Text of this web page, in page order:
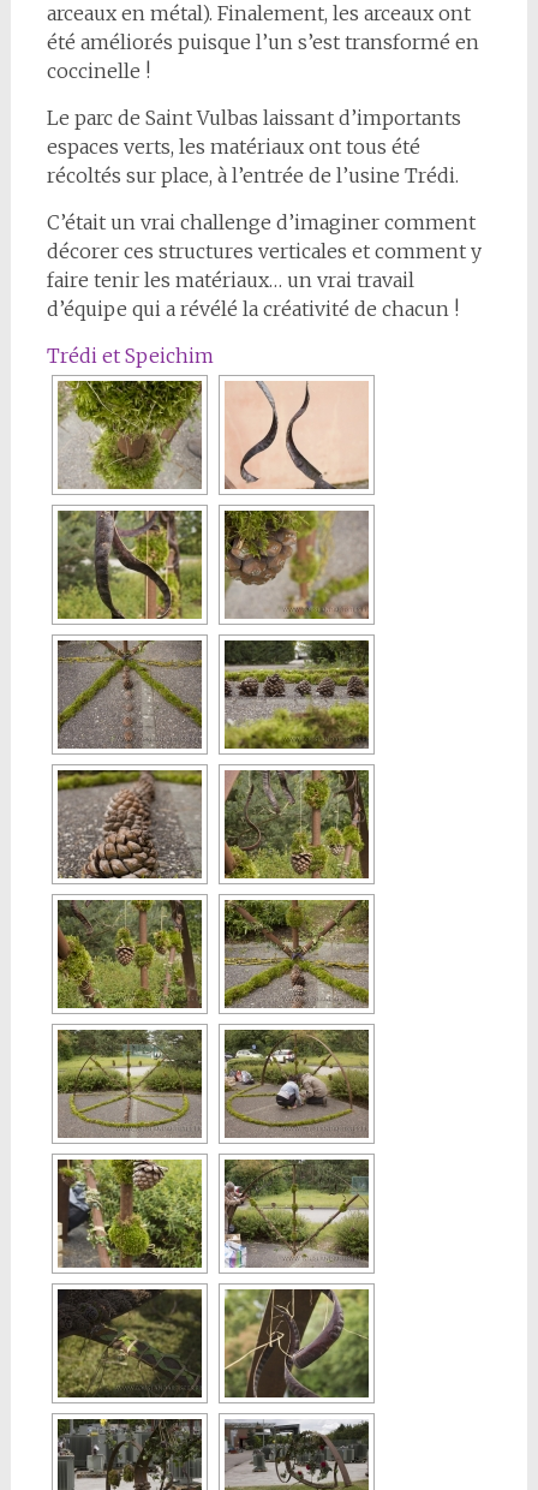
arceaux en métal). Finalement, les arceaux ont
été améliorés puisque l’un s’est transformé en
coccinelle !
Le parc de Saint Vulbas laissant d’importants
espaces verts, les matériaux ont tous été
récoltés sur place, à l’entrée de l’usine Trédi.
C’était un vrai challenge d’imaginer comment
décorer ces structures verticales et comment y
faire tenir les matériaux… un vrai travail
d’équipe qui a révélé la créativité de chacun !
Trédi et Speichim